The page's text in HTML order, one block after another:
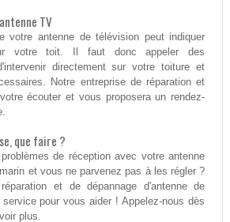
TV
votre antenne de télévision peut indiquer
votre toit. Il faut donc appeler des
directement sur votre toiture et
Notre entreprise de réparation et
écouter et vous proposera un rendez-
que faire ?
de réception avec votre antenne
et vous ne parvenez pas à les régler ?
et de dépannage d'antenne de
pour vous aider ! Appelez-nous dès
plus.